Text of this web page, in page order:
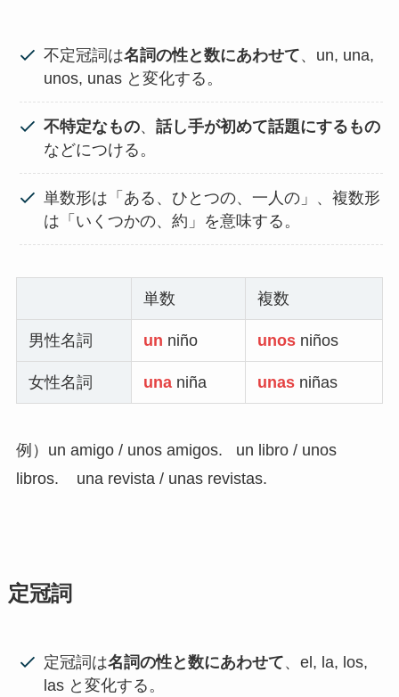
不定冠詞は名詞の性と数にあわせて、un, una,
unos, unas と変化する。
不特定なもの、話し手が初めて話題にするもの
などにつける。
単数形は「ある、ひとつの、一人の」、複数形
は「いくつかの、約」を意味する。
単数 複数
男性名詞 un niño unos niños
女性名詞 una niña unas niñas
例）un amigo / unos amigos. un libro / unos
libros. una revista / unas revistas.
定冠詞
定冠詞は名詞の性と数にあわせて、el, la, los,
las と変化する。